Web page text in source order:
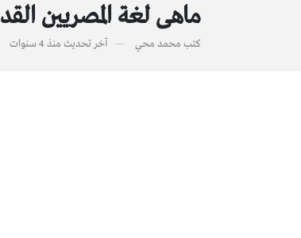
ماهى لغة المصريين
كتب محمد محي آخر تحديث منذ 4 سنوات